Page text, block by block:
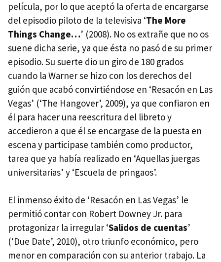
película, por lo que aceptó la oferta de encargarse
del episodio piloto de la televisiva ‘The More
Things Change…’ (2008). No os extrañe que no os
suene dicha serie, ya que ésta no pasó de su primer
episodio. Su suerte dio un giro de 180 grados
cuando la Warner se hizo con los derechos del
guión que acabó convirtiéndose en ‘Resacón en Las
Vegas’ (‘The Hangover’, 2009), ya que confiaron en
él para hacer una reescritura del libreto y
accedieron a que él se encargase de la puesta en
escena y participase también como productor,
tarea que ya había realizado en ‘Aquellas juergas
universitarias’ y ‘Escuela de pringaos’.
El inmenso éxito de ‘Resacón en Las Vegas’ le
permitió contar con Robert Downey Jr. para
protagonizar la irregular ‘Salidos de cuentas’
(‘Due Date’, 2010), otro triunfo económico, pero
menor en comparación con su anterior trabajo. La